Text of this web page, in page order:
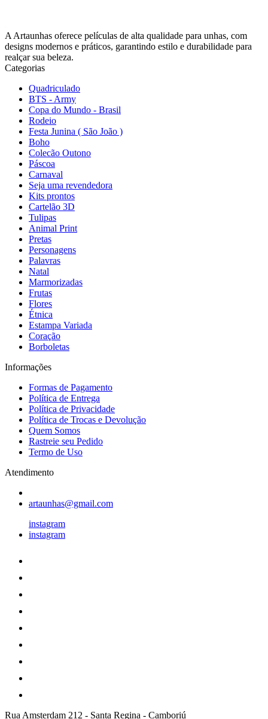
A Artaunhas oferece películas de alta qualidade para unhas, com
designs modernos e práticos, garantindo estilo e durabilidade para
realçar sua beleza.
Categorias
Quadriculado
BTS - Army
Copa do Mundo - Brasil
Rodeio
Festa Junina ( São João )
Boho
Colecão Outono
Páscoa
Carnaval
Seja uma revendedora
Kits prontos
Cartelão 3D
Tulipas
Animal Print
Pretas
Personagens
Palavras
Natal
Marmorizadas
Frutas
Flores
Étnica
Estampa Variada
Coração
Borboletas
Informações
Formas de Pagamento
Política de Entrega
Política de Privacidade
Política de Trocas e Devolução
Quem Somos
Rastreie seu Pedido
Termo de Uso
Atendimento
artaunhas@gmail.com
instagram
instagram
Rua Amsterdam 212 - Santa Regina - Camboriú